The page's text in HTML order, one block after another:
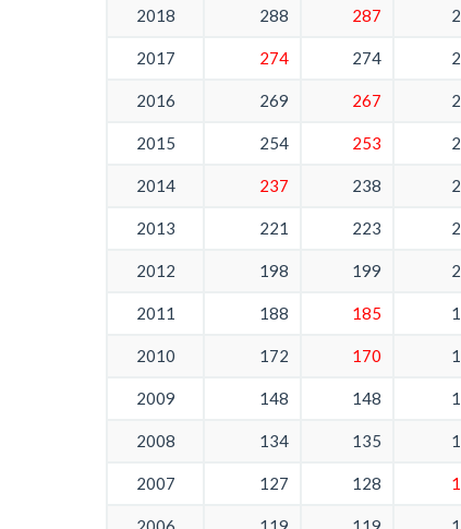
2018 288 287
2017 274 274
2016 269 267
2015 254 253
2014 237 238
2013 221 223
2012 198 199
2011 188 185
2010 172 170
2009 148 148
2008 134 135
2007 127 128